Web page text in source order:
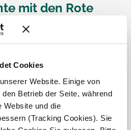
Cookies
Website. Einige von
Betrieb der Seite, während
Website und die
(Tracking Cookies). Sie
mit den Rote
Stadttor dürfen wir uns
Zuschauen wird deutlich, wie